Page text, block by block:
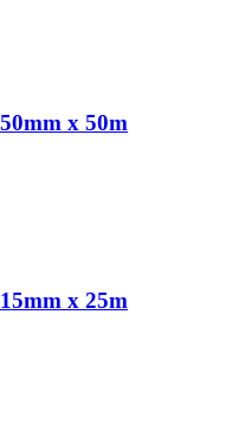
x 50m
x 25m